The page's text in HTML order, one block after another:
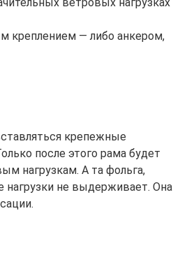
креплением — либо анкером,
крепежные
после этого рама будет
нагрузкам. А та фольга,
нагрузки не выдерживает. Она